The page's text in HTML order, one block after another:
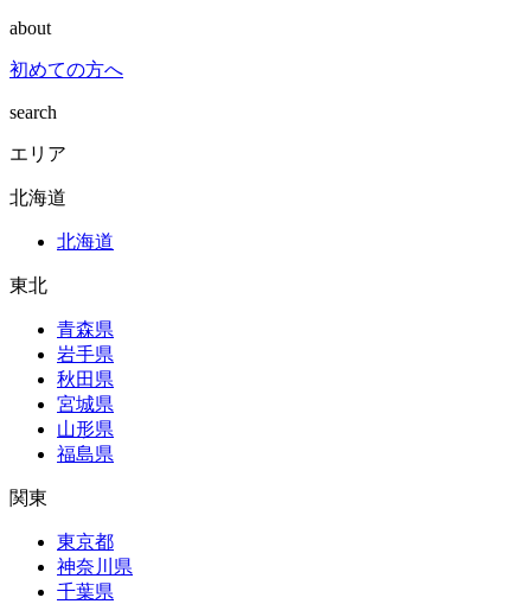
about
初めての方へ
search
エリア
北海道
北海道
東北
青森県
岩手県
秋田県
宮城県
山形県
福島県
関東
東京都
神奈川県
千葉県